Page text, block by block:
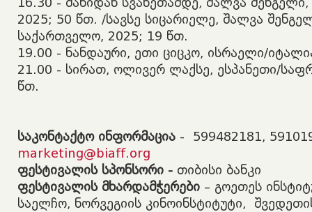
2025; 50 წთ. /სავსე სიცარიელე, შალვა
საქართველო, 2025; 19 წთ.
​19.00 - ნანდაური, ეთი ციცკო, ისრაელი/
​21.00 - სირათ, ოლივერ ლაქსე, ესპანეთი/
წთ.
საკონტაქტო ინფორმაცია - 599482181,
marketing@biaff.org
ფესტივალის სპონსორი - თიბისი ბანკი
ფესტივალის მხარდამჭერები – გოეთეს
საელჩო, ნორვეგიის კინოინსტიტუტი,